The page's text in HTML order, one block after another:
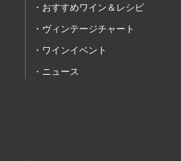
おすすめワイン＆レシピ
ヴィンテージチャート
ワインイベント
ニュース